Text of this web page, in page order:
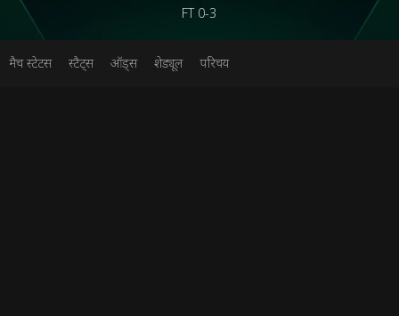
FT 0-3
मैच स्टेटस स्टैट्स ऑड्स शेड्यूल परिचय